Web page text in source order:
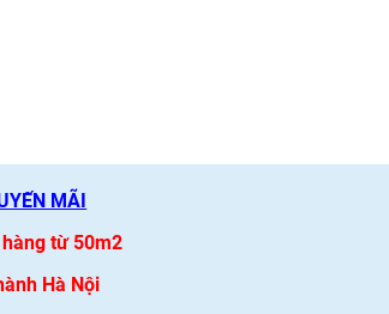
MÃI
từ 50m2
Hà Nội